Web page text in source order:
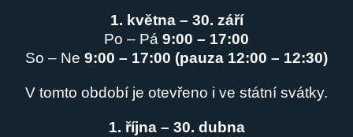
1. května – 30. září
Po – Pá 9:00 – 17:00
So – Ne 9:00 – 17:00 (pauza 12:00 – 12:30)
V tomto období je otevřeno i ve státní svátky.
1. října – 30. dubna